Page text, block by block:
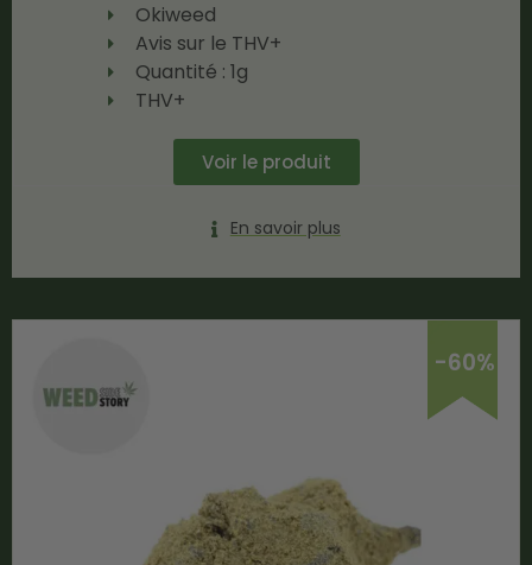
Okiweed
Avis sur le THV+
Quantité : 1g
THV+
Voir le produit
En savoir plus
-60%